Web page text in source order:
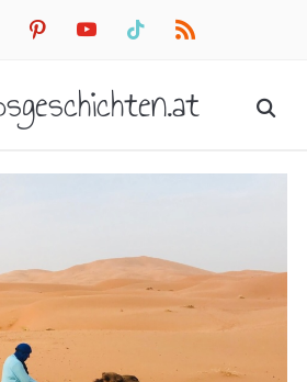
pinterestyoutube tiktok rss